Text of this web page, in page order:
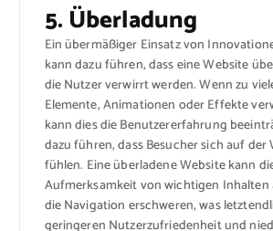
5. Überladung
Ein übermäßiger Einsatz von
kann dazu führen, dass eine Website
die Nutzer verwirrt werden. Wenn zu
Elemente, Animationen oder Effekte
kann dies die Benutzererfahrung
dazu führen, dass Besucher sich auf der
fühlen. Eine überladene Website kann
Aufmerksamkeit von wichtigen Inhalten
die Navigation erschweren, was
geringeren Nutzerzufriedenheit und